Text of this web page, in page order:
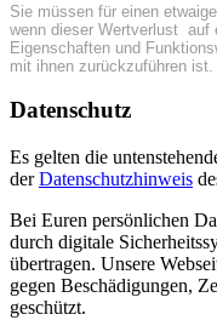
Sie müssen für einen
wenn dieser Wertverlust auf
Eigenschaften und
mit ihnen zurückzuführen ist.
Datenschutz
Es gelten die
derDatenschutzhinweis
Bei Euren persönlichen
durch digitale
übertragen. Unsere
gegen Beschädigungen,
geschützt.